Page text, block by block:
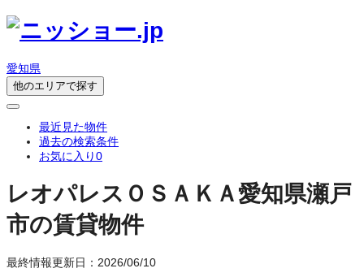
愛知県
他のエリアで探す
最近見た物件
過去の検索条件
お気に入り0
レオパレスＯＳＡＫＡ愛知県瀬戸
市の賃貸物件
最終情報更新日：2026/06/10